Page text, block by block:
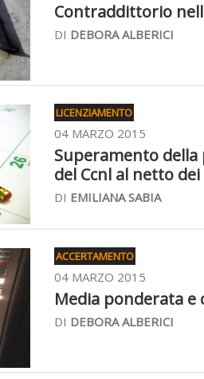
Contraddittorio
DI DEBORA ALBERICI
LICENZIAMENTO
04 MARZO 2015
Superamento della
del Ccnl al netto
DI EMILIANA SABIA
ACCERTAMENTO
04 MARZO 2015
Media ponderata
DI DEBORA ALBERICI